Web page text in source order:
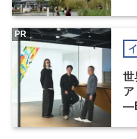
世
ア
PR